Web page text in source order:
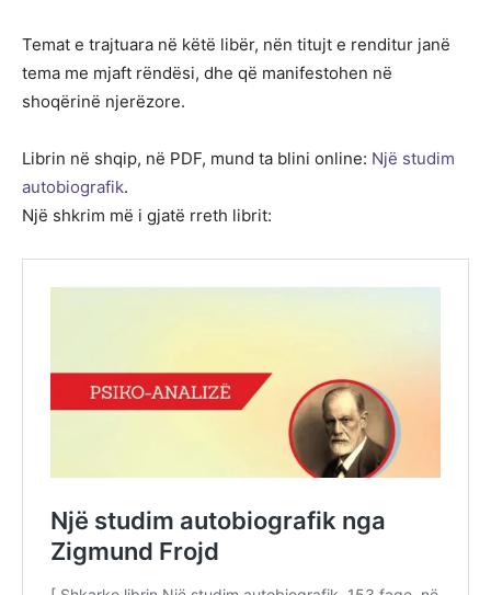
Temat e trajtuara në këtë libër, nën titujt e renditur janë
tema me mjaft rëndësi, dhe që manifestohen në
shoqërinë njerëzore.
Librin në shqip, në PDF, mund ta blini online: Një studim
autobiografik.
Një shkrim më i gjatë rreth librit: